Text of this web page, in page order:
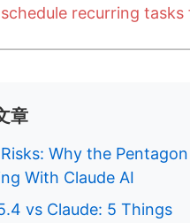
recurring
章
Why the
With Claude AI
vs Claude: 5 Things